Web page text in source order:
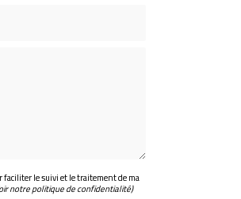
faciliter le suivi et le traitement de ma
notrepolitique de confidentialité)